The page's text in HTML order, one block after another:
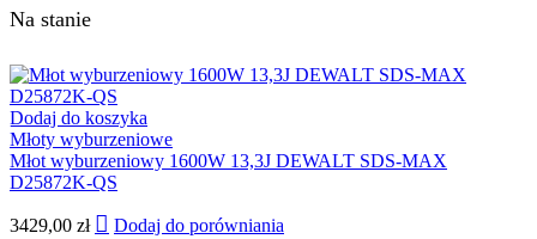
Na stanie
Dodaj do koszyka
Młoty wyburzeniowe
Młot wyburzeniowy 1600W 13,3J DEWALT SDS-MAX
D25872K-QS
3429,00 zł Dodaj do porówniania